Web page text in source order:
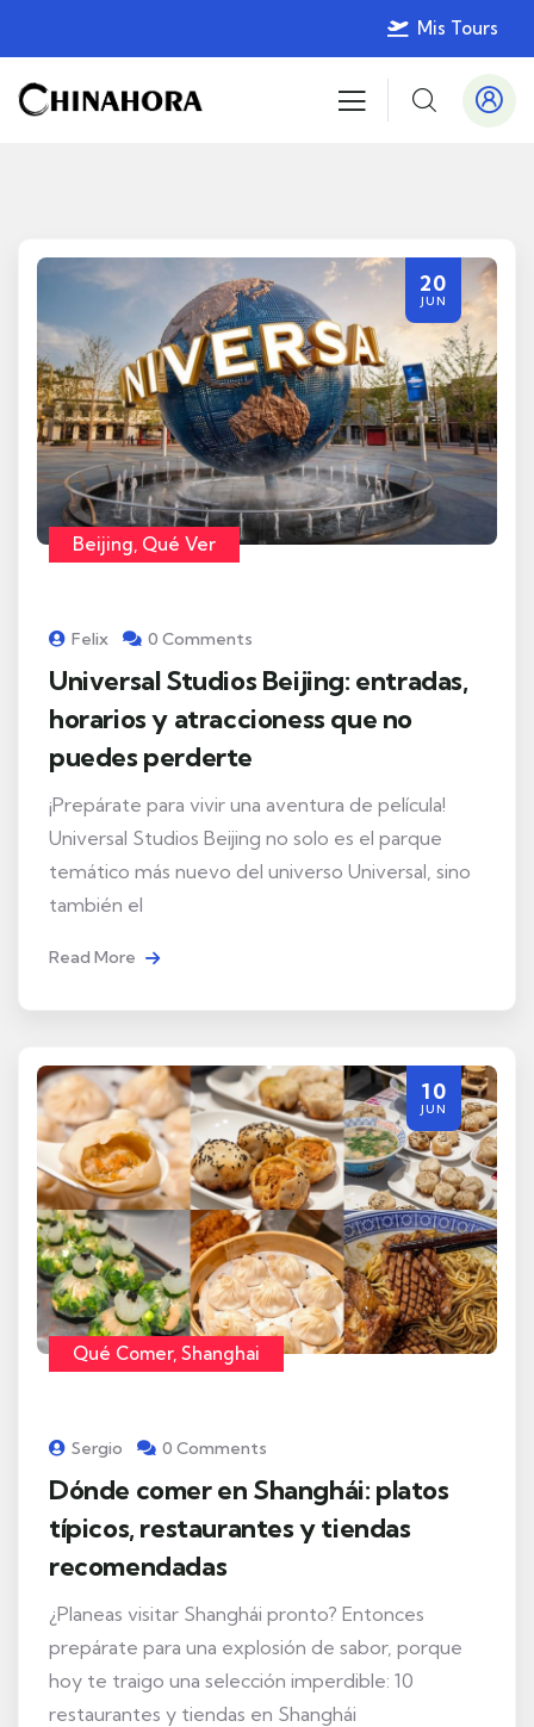
Mis Tours
20
JUN
Beijing, Qué Ver
Felix 0 Comments
Universal Studios Beijing: entradas,
horarios y atraccioness que no
puedes perderte
¡Prepárate para vivir una aventura de película!
Universal Studios Beijing no solo es el parque
temático más nuevo del universo Universal, sino
también el
Read More
10
JUN
Qué Comer, Shanghai
Sergio 0 Comments
Dónde comer en Shanghái: platos
típicos, restaurantes y tiendas
recomendadas
¿Planeas visitar Shanghái pronto? Entonces
prepárate para una explosión de sabor, porque
hoy te traigo una selección imperdible: 10
restaurantes y tiendas en Shanghái